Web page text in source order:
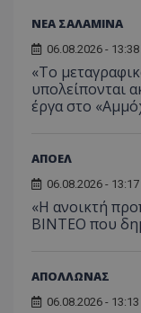
ΝΕΑ ΣΑΛΑΜΙΝΑ
06.08.2026 - 13:38
«Το
υπολείπονται
έργα στο
ΑΠΟΕΛ
06.08.2026 - 13:17
«Η ανοικτή
ΒΙΝΤΕΟ που
ΑΠΟΛΛΩΝΑΣ
06.08.2026 - 13:13